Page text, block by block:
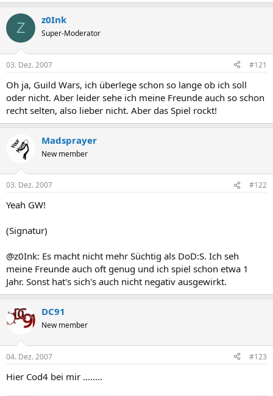
Z z0Ink
Super-Moderator
03. Dez. 2007 #121
Oh ja, Guild Wars, ich überlege schon so lange ob ich soll
oder nicht. Aber leider sehe ich meine Freunde auch so schon
recht selten, also lieber nicht. Aber das Spiel rockt!
Madsprayer
New member
03. Dez. 2007 #122
Yeah GW!
(Signatur)
@z0Ink: Es macht nicht mehr Süchtig als DoD:S. Ich seh
meine Freunde auch oft genug und ich spiel schon etwa 1
Jahr. Sonst hat's sich's auch nicht negativ ausgewirkt.
DC91
New member
04. Dez. 2007 #123
Hier Cod4 bei mir ........